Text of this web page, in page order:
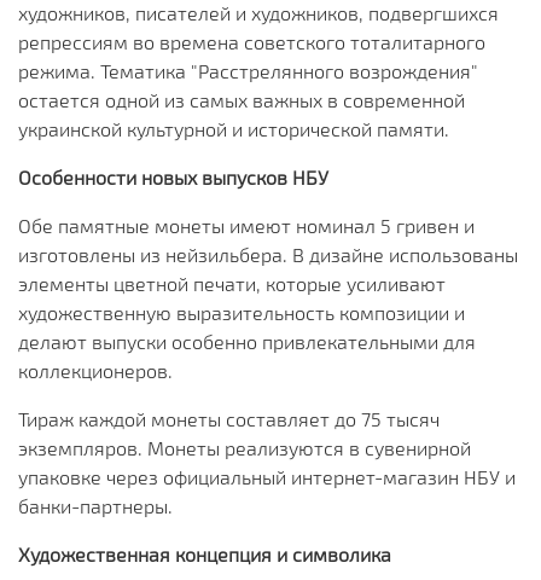
художников, писателей и художников, подвергшихся
репрессиям во времена советского тоталитарного
режима. Тематика "Расстрелянного возрождения"
остается одной из самых важных в современной
украинской культурной и исторической памяти.
Особенности новых выпусков НБУ
Обе памятные монеты имеют номинал 5 гривен и
изготовлены из нейзильбера. В дизайне использованы
элементы цветной печати, которые усиливают
художественную выразительность композиции и
делают выпуски особенно привлекательными для
коллекционеров.
Тираж каждой монеты составляет до 75 тысяч
экземпляров. Монеты реализуются в сувенирной
упаковке через официальный интернет-магазин НБУ и
банки-партнеры.
Художественная концепция и символика